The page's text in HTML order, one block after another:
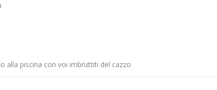
alla piscina con voi imbruttiti del cazzo